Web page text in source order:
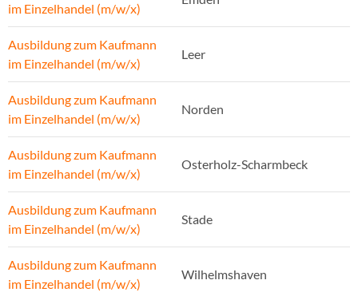
im Einzelhandel (m/w/x)
Ausbildung zum Kaufmann
im Einzelhandel (m/w/x)
Leer
Ausbildung zum Kaufmann
im Einzelhandel (m/w/x)
Norden
Ausbildung zum Kaufmann
im Einzelhandel (m/w/x)
Osterholz-Scharmbeck
Ausbildung zum Kaufmann
im Einzelhandel (m/w/x)
Stade
Ausbildung zum Kaufmann
im Einzelhandel (m/w/x)
Wilhelmshaven